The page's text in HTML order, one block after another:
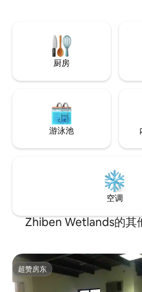
內有提供沐浴盥洗備品 與大浴巾(牙刷
及個人使用衛生 所以我們僅提供牙膏喔
有冰箱可以儲備簡單的食物飲料 我們可以
提供一個乾淨溫馨的空間，讓您好好放
瓶700cc瓶水 與兩條大毛巾為原則，
言處提前告知，我們儘可能滿足您的特
送洗消毒的乾淨備品，把最優惠的價格
愛乾淨優質的您，也希望您可以愛惜
厨房
游泳池
空调
Zhiben Wetlands的其
超赞房东
超赞房东